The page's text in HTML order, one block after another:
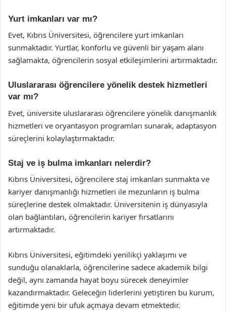
Yurt imkanları var mı?
Evet, Kıbrıs Üniversitesi, öğrencilere yurt imkanları
sunmaktadır. Yurtlar, konforlu ve güvenli bir yaşam alanı
sağlamakta, öğrencilerin sosyal etkileşimlerini artırmaktadır.
Uluslararası öğrencilere yönelik destek hizmetleri
var mı?
Evet, üniversite uluslararası öğrencilere yönelik danışmanlık
hizmetleri ve oryantasyon programları sunarak, adaptasyon
süreçlerini kolaylaştırmaktadır.
Staj ve iş bulma imkanları nelerdir?
Kıbrıs Üniversitesi, öğrencilere staj imkanları sunmakta ve
kariyer danışmanlığı hizmetleri ile mezunların iş bulma
süreçlerine destek olmaktadır. Üniversitenin iş dünyasıyla
olan bağlantıları, öğrencilerin kariyer fırsatlarını
artırmaktadır.
Kıbrıs Üniversitesi, eğitimdeki yenilikçi yaklaşımı ve
sunduğu olanaklarla, öğrencilerine sadece akademik bilgi
değil, aynı zamanda hayat boyu sürecek deneyimler
kazandırmaktadır. Geleceğin liderlerini yetiştiren bu kurum,
eğitimde yeni bir ufuk açmaya devam etmektedir.